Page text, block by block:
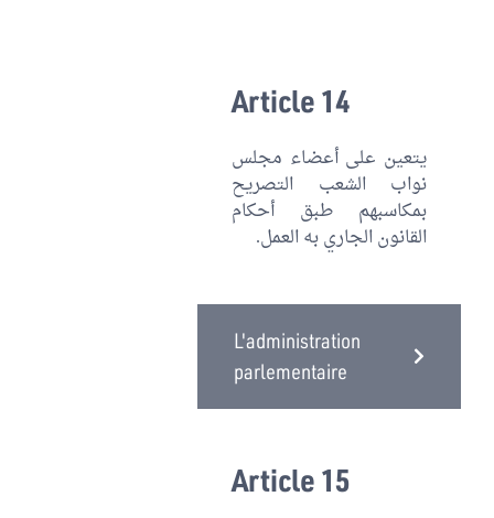
Article 14
يتعين على أعضاء مجلس
نواب الشعب التصريح
بمكاسبهم طبق أحكام
القانون الجاري به العمل.
L'administration
parlementaire
Article 15